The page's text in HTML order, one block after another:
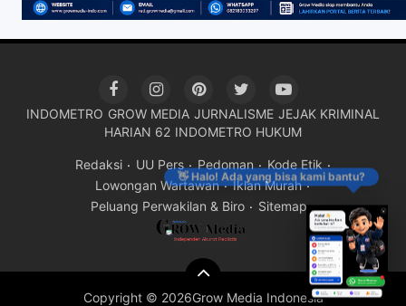
👋 Halo! Ada yang bisa kami bantu?
INDOMETRO GROW MEDIA JURNALISME JEJAK KRIMINAL
HARIAN 62 INDOMETRO HUKUM
Redaksi UU Pers Pedoman
Kode Etik
Lowongan Wartawan
Iklan Murah
Peluang Perwakilan & Biro
Sitemap
Copyright © 2026Grow Media IndonesiaPremium